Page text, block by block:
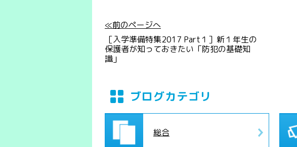
≪前のページへ
［入学準備特集2017 Part１］新１年生の
保護者が知っておきたい「防犯の基礎知
識」
ブログカテゴリ
総合